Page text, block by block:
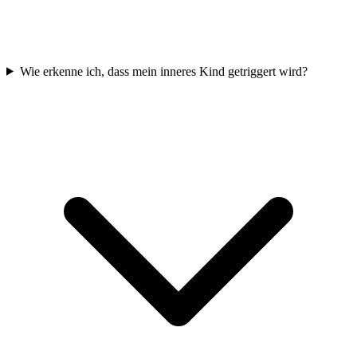
Wie erkenne ich, dass mein inneres Kind getriggert wird?